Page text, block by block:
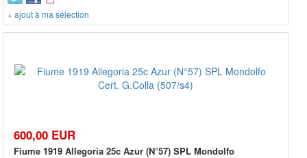
+ ajout à ma sélection
600,00 EUR
Fiume 1919 Allegoria 25c Azur (N°57) SPL Mondolfo